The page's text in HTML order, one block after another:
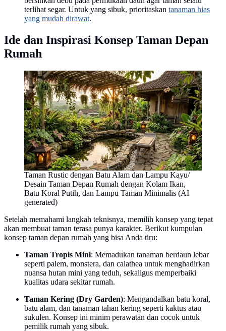
terlihat segar. Untuk yang sibuk, prioritaskan tanaman hias
yang mudah dirawat.
Ide dan Inspirasi Konsep Taman Depan
Rumah
Taman Rustic dengan Batu Alam dan Lampu Kayu/
Desain Taman Depan Rumah dengan Kolam Ikan,
Batu Koral Putih, dan Lampu Taman Minimalis (AI
generated)
Setelah memahami langkah teknisnya, memilih konsep yang tepat
akan membuat taman terasa punya karakter. Berikut kumpulan
konsep taman depan rumah yang bisa Anda tiru:
Taman Tropis Mini: Memadukan tanaman berdaun lebar
seperti palem, monstera, dan calathea untuk menghadirkan
nuansa hutan mini yang teduh, sekaligus memperbaiki
kualitas udara sekitar rumah.
Taman Kering (Dry Garden): Mengandalkan batu koral,
batu alam, dan tanaman tahan kering seperti kaktus atau
sukulen. Konsep ini minim perawatan dan cocok untuk
pemilik rumah yang sibuk.